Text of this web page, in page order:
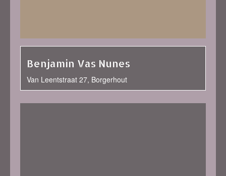
Benjamin Vas Nunes
Van Leentstraat 27, Borgerhout